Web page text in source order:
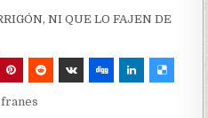
NI QUE LO FAJEN DE